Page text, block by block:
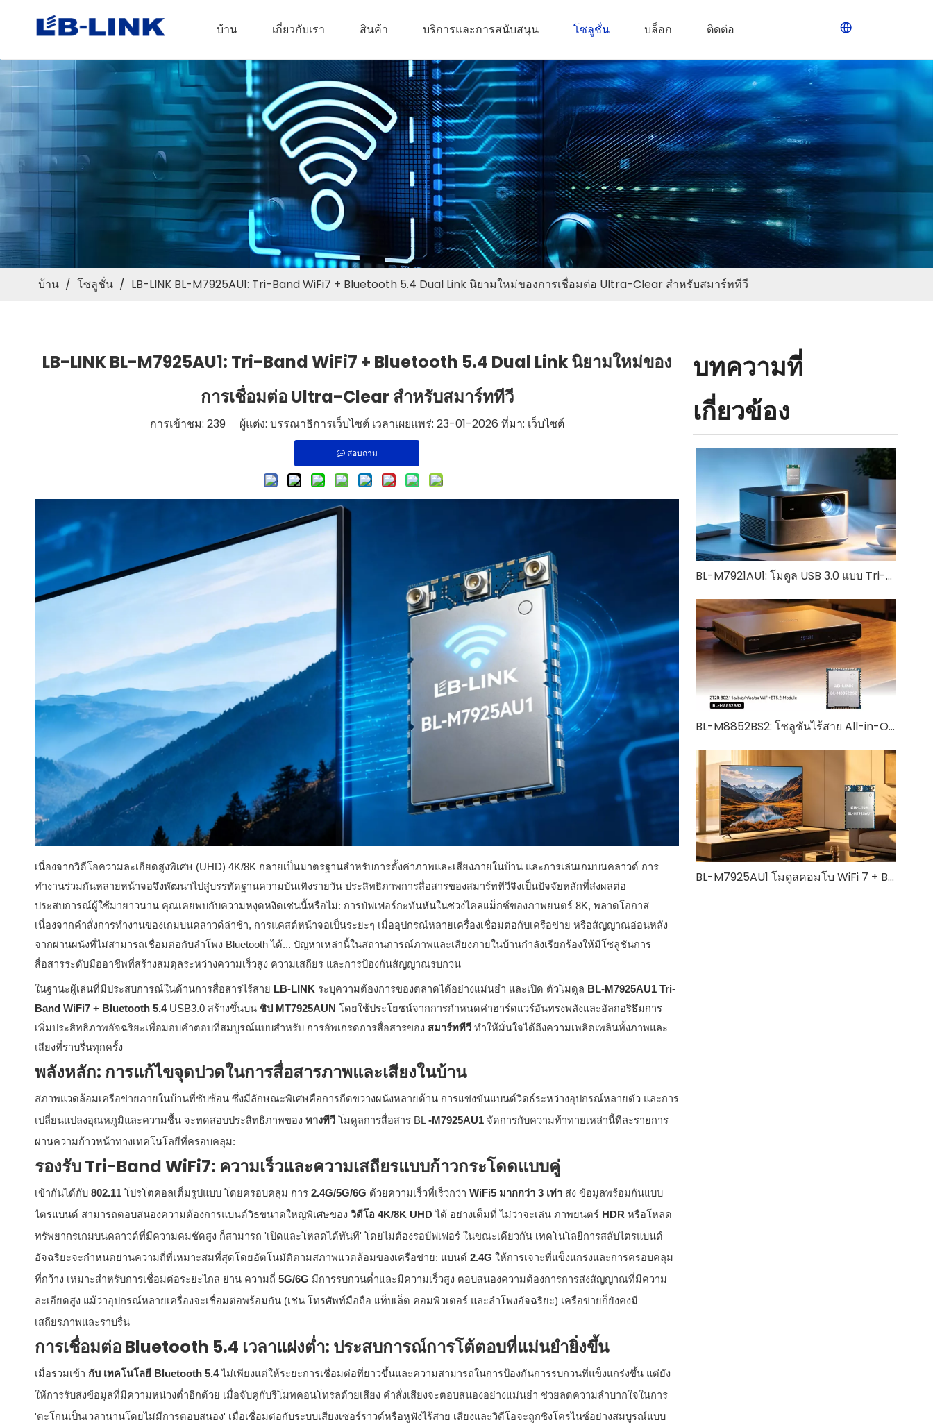
บ้าน เกี่ยวกับเรา สินค้า บริการและการสนับสนุน โซลูชั่น บล็อก ติดต่อ
บ้าน / โซลูชั่น / LB-LINK BL-M7925AU1: Tri-Band WiFi7 + Bluetooth 5.4 Dual Link นิยามใหม่ของการเชื่อมต่อ Ultra-Clear สำหรับสมาร์ททีวี
LB-LINK BL-M7925AU1: Tri-Band WiFi7 + Bluetooth 5.4 Dual Link นิยามใหม่ของ
การเชื่อมต่อ Ultra-Clear สำหรับสมาร์ททีวี
การเข้าชม: 239ผู้แต่ง: บรรณาธิการเว็บไซต์ เวลาเผยแพร่: 23-01-2026 ที่มา: เว็บไซต์
สอบถาม
เนื่องจากวิดีโอความละเอียดสูงพิเศษ (UHD) 4K/8K กลายเป็นมาตรฐานสำหรับการตั้งค่าภาพและเสียงภายในบ้าน และการเล่นเกมบนคลาวด์ การ
ทำงานร่วมกันหลายหน้าจอจึงพัฒนาไปสู่บรรทัดฐานความบันเทิงรายวัน ประสิทธิภาพการสื่อสารของสมาร์ททีวีจึงเป็นปัจจัยหลักที่ส่งผลต่อ
ประสบการณ์ผู้ใช้มายาวนาน คุณเคยพบกับความหงุดหงิดเช่นนี้หรือไม่: การบัฟเฟอร์กะทันหันในช่วงไคลแม็กซ์ของภาพยนตร์ 8K, พลาดโอกาส
เนื่องจากคำสั่งการทำงานของเกมบนคลาวด์ล่าช้า, การแคสต์หน้าจอเป็นระยะๆ เมื่ออุปกรณ์หลายเครื่องเชื่อมต่อกับเครือข่าย หรือสัญญาณอ่อนหลัง
จากผ่านผนังที่ไม่สามารถเชื่อมต่อกับลำโพง Bluetooth ได้... ปัญหาเหล่านี้ในสถานการณ์ภาพและเสียงภายในบ้านกำลังเรียกร้องให้มีโซลูชันการ
สื่อสารระดับมืออาชีพที่สร้างสมดุลระหว่างความเร็วสูง ความเสถียร และการป้องกันสัญญาณรบกวน
ในฐานะผู้เล่นที่มีประสบการณ์ในด้านการสื่อสารไร้สาย LB-LINK ระบุความต้องการของตลาดได้อย่างแม่นยำ และเปิด ตัวโมดูล BL-M7925AU1 Tri-
Band WiFi7 + Bluetooth 5.4 USB3.0 สร้างขึ้นบน ชิป MT7925AUN โดยใช้ประโยชน์จากการกำหนดค่าฮาร์ดแวร์อันทรงพลังและอัลกอริธึมการ
เพิ่มประสิทธิภาพอัจฉริยะเพื่อมอบคำตอบที่สมบูรณ์แบบสำหรับ การอัพเกรดการสื่อสารของ สมาร์ททีวี ทำให้มั่นใจได้ถึงความเพลิดเพลินทั้งภาพและ
เสียงที่ราบรื่นทุกครั้ง
พลังหลัก: การแก้ไขจุดปวดในการสื่อสารภาพและเสียงในบ้าน
สภาพแวดล้อมเครือข่ายภายในบ้านที่ซับซ้อน ซึ่งมีลักษณะพิเศษคือการกีดขวางผนังหลายด้าน การแข่งขันแบนด์วิดธ์ระหว่างอุปกรณ์หลายตัว และการ
เปลี่ยนแปลงอุณหภูมิและความชื้น จะทดสอบประสิทธิภาพของ ทางทีวี โมดูลการสื่อสาร BL-M7925AU1 จัดการกับความท้าทายเหล่านี้ทีละรายการ
ผ่านความก้าวหน้าทางเทคโนโลยีที่ครอบคลุม:
รองรับ Tri-Band WiFi7: ความเร็วและความเสถียรแบบก้าวกระโดดแบบคู่
เข้ากันได้กับ 802.11 โปรโตคอลเต็มรูปแบบ โดยครอบคลุม การ 2.4G/5G/6G ด้วยความเร็วที่เร็วกว่า WiFi5 มากกว่า 3 เท่า ส่ง ข้อมูลพร้อมกันแบบ
ไตรแบนด์ สามารถตอบสนองความต้องการแบนด์วิธขนาดใหญ่พิเศษของ วิดีโอ 4K/8K UHDได้ อย่างเต็มที่ ไม่ว่าจะเล่น ภาพยนตร์ HDR หรือโหลด
ทรัพยากรเกมบนคลาวด์ที่มีความคมชัดสูง ก็สามารถ 'เปิดและโหลดได้ทันที' โดยไม่ต้องรอบัฟเฟอร์ ในขณะเดียวกัน เทคโนโลยีการสลับไตรแบนด์
อัจฉริยะจะกำหนดย่านความถี่ที่เหมาะสมที่สุดโดยอัตโนมัติตามสภาพแวดล้อมของเครือข่าย: แบนด์ 2.4G ให้การเจาะที่แข็งแกร่งและการครอบคลุม
ที่กว้าง เหมาะสำหรับการเชื่อมต่อระยะไกล ย่าน ความถี่ 5G/6G มีการรบกวนต่ำและมีความเร็วสูง ตอบสนองความต้องการการส่งสัญญาณที่มีความ
ละเอียดสูง แม้ว่าอุปกรณ์หลายเครื่องจะเชื่อมต่อพร้อมกัน (เช่น โทรศัพท์มือถือ แท็บเล็ต คอมพิวเตอร์ และลำโพงอัจฉริยะ) เครือข่ายก็ยังคงมี
เสถียรภาพและราบรื่น
การเชื่อมต่อ Bluetooth 5.4 เวลาแฝงต่ำ: ประสบการณ์การโต้ตอบที่แม่นยำยิ่งขึ้น
เมื่อรวมเข้า กับ เทคโนโลยี Bluetooth 5.4ไม่เพียงแต่ให้ระยะการเชื่อมต่อที่ยาวขึ้นและความสามารถในการป้องกันการรบกวนที่แข็งแกร่งขึ้น แต่ยัง
ให้การรับส่งข้อมูลที่มีความหน่วงต่ำอีกด้วย เมื่อจับคู่กับรีโมทคอนโทรลด้วยเสียง คำสั่งเสียงจะตอบสนองอย่างแม่นยำ ช่วยลดความลำบากใจในการ
'ตะโกนเป็นเวลานานโดยไม่มีการตอบสนอง' เมื่อเชื่อมต่อกับระบบเสียงเซอร์ราวด์หรือหูฟังไร้สาย เสียงและวิดีโอจะถูกซิงโครไนซ์อย่างสมบูรณ์แบบ
บทความที่
เกี่ยวข้อง
BL-M7921AU1: โมดูล USB 3.0 แบบ Tri-Band Wi-Fi 6 + Bluetooth 5.4 | โซลูชันไร้สายความเร็วสูงสำหรับ IoT และอุปกรณ์อุตสาหกรรม
BL-M8852BS2: โซลูชันไร้สาย All-in-One WiFi 6 + Bluetooth 5.2
BL-M7925AU1 โมดูลคอมโบ WiFi 7 + Bluetooth 5.4 | โซลูชันไร้สาย Tri-Band ความเร็วสูง